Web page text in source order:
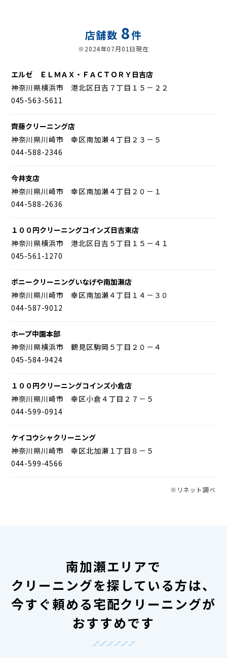
店舗数 8件
※2024年07月01日現在
エルゼ ＥＬＭＡＸ・ＦＡＣＴＯＲＹ日吉店
神奈川県横浜市 港北区日吉７丁目１５－２２
045-563-5611
齊藤クリーニング店
神奈川県川崎市 幸区南加瀬４丁目２３－５
044-588-2346
今井支店
神奈川県川崎市 幸区南加瀬４丁目２０－１
044-588-2636
１００円クリーニングコインズ日吉東店
神奈川県横浜市 港北区日吉５丁目１５－４１
045-561-1270
ポニークリーニングいなげや南加瀬店
神奈川県川崎市 幸区南加瀬４丁目１４－３０
044-587-9012
ホープ中園本部
神奈川県横浜市 鶴見区駒岡５丁目２０－４
045-584-9424
１００円クリーニングコインズ小倉店
神奈川県川崎市 幸区小倉４丁目２７－５
044-599-0914
ケイコウシャクリーニング
神奈川県川崎市 幸区北加瀬１丁目８－５
044-599-4566
※リネット調べ
南加瀬エリアで
クリーニングを探している方は、
今すぐ頼める宅配クリーニングが
おすすめです